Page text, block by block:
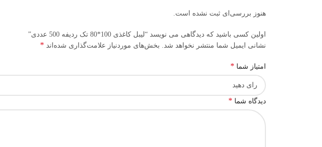
هنوز بررسی‌ای ثبت نشده است.
اولین کسی باشید که دیدگاهی می نویسد “لیبل کاغذی 100*80 تک ردیفه 500 عددی”
نشانی ایمیل شما منتشر نخواهد شد. بخش‌های موردنیاز علامت‌گذاری شده‌اند *
امتیاز شما *
دیدگاه شما *